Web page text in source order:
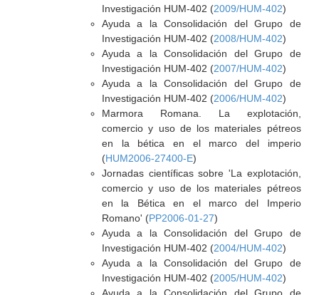
Investigación HUM-402 (2009/HUM-402)
Ayuda a la Consolidación del Grupo de
Investigación HUM-402 (2008/HUM-402)
Ayuda a la Consolidación del Grupo de
Investigación HUM-402 (2007/HUM-402)
Ayuda a la Consolidación del Grupo de
Investigación HUM-402 (2006/HUM-402)
Marmora Romana. La explotación,
comercio y uso de los materiales pétreos
en la bética en el marco del imperio
(HUM2006-27400-E)
Jornadas científicas sobre 'La explotación,
comercio y uso de los materiales pétreos
en la Bética en el marco del Imperio
Romano' (PP2006-01-27)
Ayuda a la Consolidación del Grupo de
Investigación HUM-402 (2004/HUM-402)
Ayuda a la Consolidación del Grupo de
Investigación HUM-402 (2005/HUM-402)